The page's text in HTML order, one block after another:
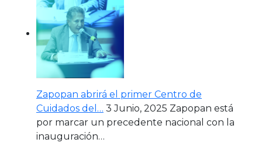
Zapopan abrirá el primer Centro de
Cuidados del… 3 Junio, 2025 Zapopan está
por marcar un precedente nacional con la
inauguración…